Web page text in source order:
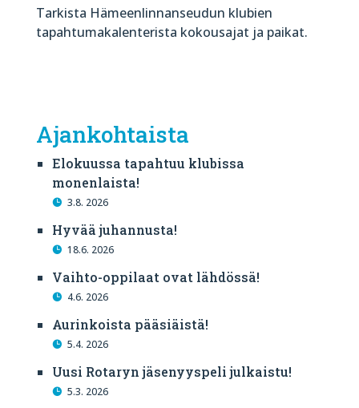
Tarkista Hämeenlinnanseudun klubien
tapahtumakalenterista kokousajat ja paikat.
Ajankohtaista
Elokuussa tapahtuu klubissa
monenlaista!
3.8. 2026
Hyvää juhannusta!
18.6. 2026
Vaihto-oppilaat ovat lähdössä!
4.6. 2026
Aurinkoista pääsiäistä!
5.4. 2026
Uusi Rotaryn jäsenyyspeli julkaistu!
5.3. 2026